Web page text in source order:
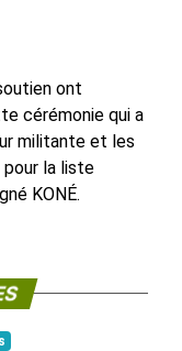
ont
cérémonie qui a
militante et les
pour la liste
KONÉ.